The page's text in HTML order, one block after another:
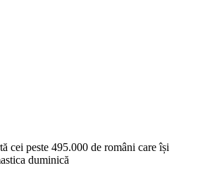
cei peste 495.000 de români care își
duminică